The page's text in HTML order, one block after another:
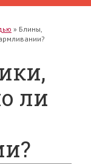
» Блины,
ли